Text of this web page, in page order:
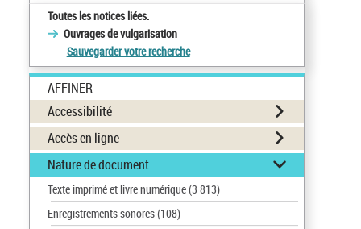
Toutes les notices liées.
Ouvrages de vulgarisation
Sauvegarder votre recherche
AFFINER
Accessibilité
Accès en ligne
Nature de document
Texte imprimé et livre numérique(3 813)
Enregistrements sonores(108)